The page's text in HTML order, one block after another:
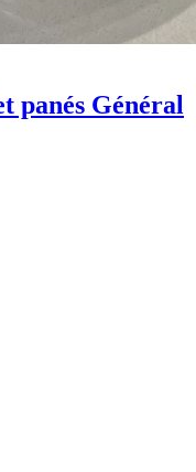
panés Général